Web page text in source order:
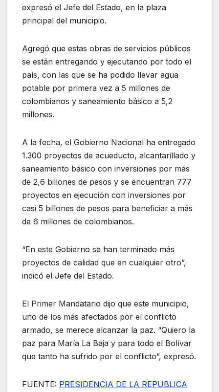
expresó el Jefe del Estado, en la plaza
principal del municipio.
Agregó que estas obras de servicios públicos
se están entregando y ejecutando por todo el
país, con las que se ha podido llevar agua
potable por primera vez a 5 millones de
colombianos y saneamiento básico a 5,2
millones.
A la fecha, el Gobierno Nacional ha entregado
1.300 proyectos de acueducto, alcantarillado y
saneamiento básico con inversiones por más
de 2,6 billones de pesos y se encuentran 777
proyectos en ejecución con inversiones por
casi 5 billones de pesos para beneficiar a más
de 6 millones de colombianos.
“En este Gobierno se han terminado más
proyectos de calidad que en cualquier otro”,
indicó el Jefe del Estado.
El Primer Mandatario dijo que este municipio,
uno de los más afectados por el conflicto
armado, se merece alcanzar la paz. “Quiero la
paz para María La Baja y para todo el Bolívar
que tanto ha sufrido por el conflicto”, expresó.
FUENTE: PRESIDENCIA DE LA REPUBLICA